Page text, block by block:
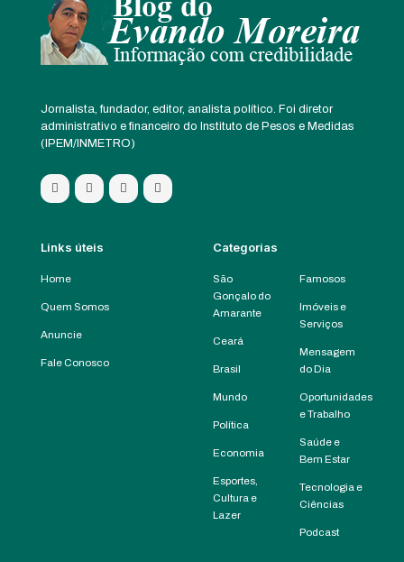
Jornalista, fundador, editor, analista político. Foi diretor
administrativo e financeiro do Instituto de Pesos e Medidas
(IPEM/INMETRO)
Links úteis
Home
Quem Somos
Anuncie
Fale Conosco
Categorias
São
Gonçalo do
Amarante
Ceará
Brasil
Mundo
Política
Economia
Esportes,
Cultura e
Lazer
Famosos
Imóveis e
Serviços
Mensagem
do Dia
Oportunidades
e Trabalho
Saúde e
Bem Estar
Tecnologia e
Ciências
Podcast